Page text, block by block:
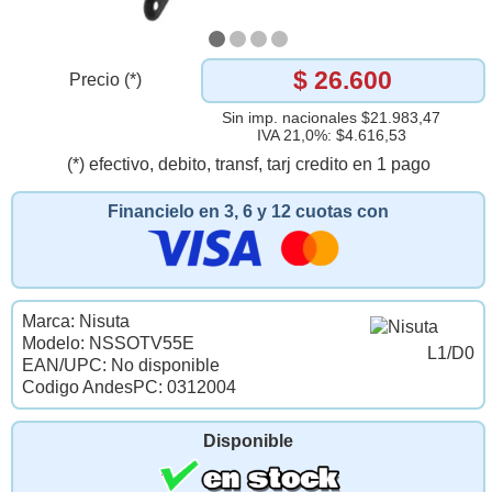
Precio (*) $ 26.600
Sin imp. nacionales $21.983,47
IVA 21,0%: $4.616,53
(*) efectivo, debito, transf, tarj credito en 1 pago
Financielo en 3, 6 y 12 cuotas con
L1/D0
Marca: Nisuta
Modelo: NSSOTV55E
EAN/UPC: No disponible
Codigo AndesPC: 0312004
Disponible